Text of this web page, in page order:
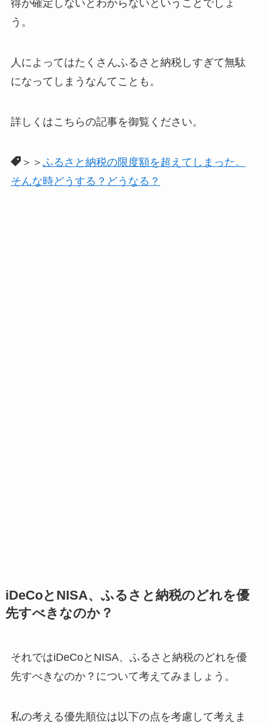
得が確定しないとわからないということでしょ
う。
人によってはたくさんふるさと納税しすぎて無駄
になってしまうなんてことも。
詳しくはこちらの記事を御覧ください。
＞＞ ふるさと納税の限度額を超えてしまった。
そんな時どうする？どうなる？
iDeCoとNISA、ふるさと納税のどれを優
先すべきなのか？
それではiDeCoとNISA、ふるさと納税のどれを優
先すべきなのか？について考えてみましょう。
私の考える優先順位は以下の点を考慮して考えま